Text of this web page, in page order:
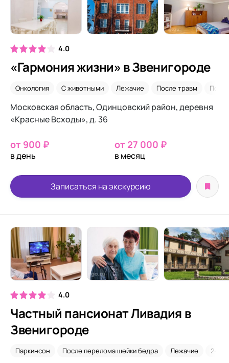
4.0
«Гармония жизни» в Звенигороде
Онкология С животными Лежачие После травм
Московская область, Одинцовский район, деревня
«Красные Всходы», д. 36
от 900 ₽
в день
от 27 000 ₽
в месяц
Записаться на экскурсию
4.0
Частный пансионат Ливадия в
Звенигороде
Паркинсон После перелома шейки бедра Лежачие 2-х